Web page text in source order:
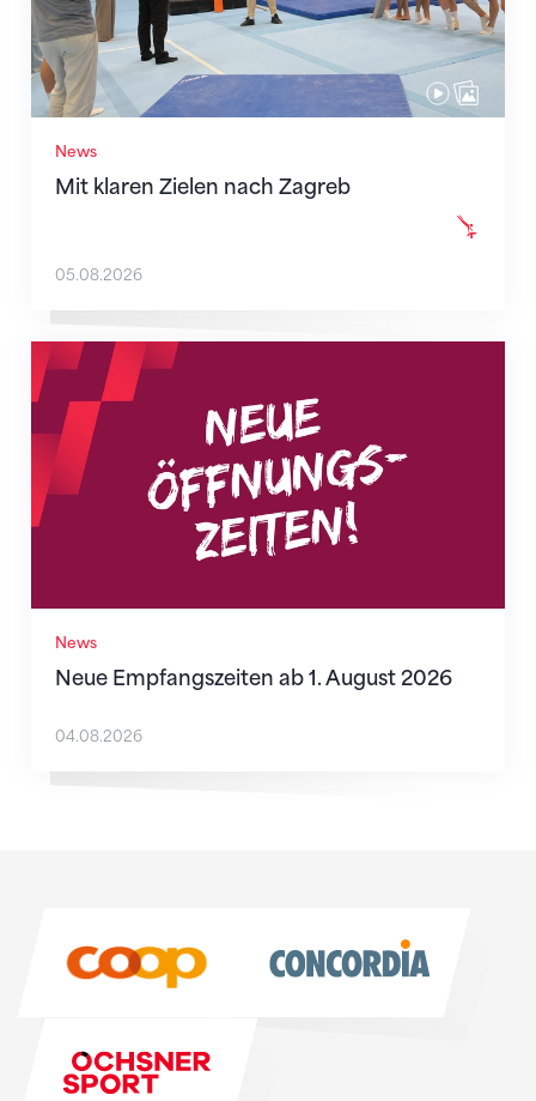
News
Mit klaren Zielen nach Zagreb
05.08.2026
News
Neue Empfangszeiten ab 1. August 2026
Neue Empfangszeiten ab 1. August 2026
04.08.2026